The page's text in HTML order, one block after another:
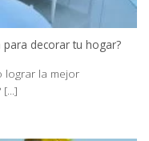
decorar tu hogar?
lograr la mejor